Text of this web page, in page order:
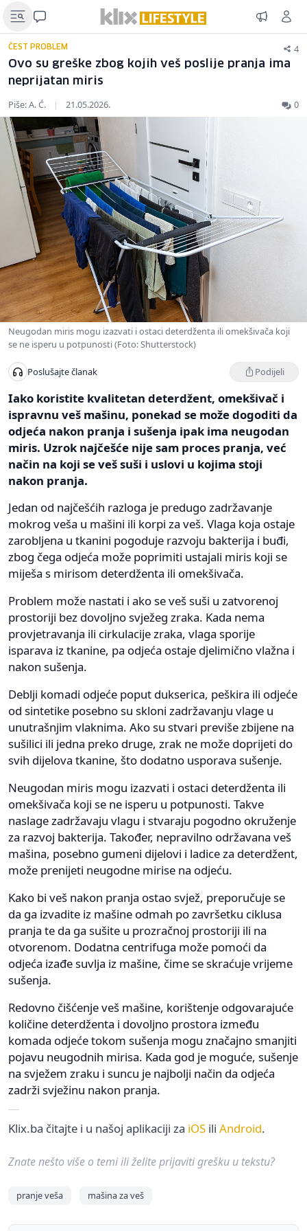
ČEST PROBLEM 4
Ovo su greške zbog kojih veš poslije pranja ima
neprijatan miris
Piše: A. Ć. | 21.05.2026. 0
Neugodan miris mogu izazvati i ostaci deterdženta ili omekšivača koji
se ne isperu u potpunosti (Foto: Shutterstock)
Poslušajte članak Podijeli
Iako koristite kvalitetan deterdžent, omekšivač i
ispravnu veš mašinu, ponekad se može dogoditi da
odjeća nakon pranja i sušenja ipak ima neugodan
miris. Uzrok najčešće nije sam proces pranja, već
način na koji se veš suši i uslovi u kojima stoji
nakon pranja.
Jedan od najčešćih razloga je predugo zadržavanje
mokrog veša u mašini ili korpi za veš. Vlaga koja ostaje
zarobljena u tkanini pogoduje razvoju bakterija i buđi,
zbog čega odjeća može poprimiti ustajali miris koji se
miješa s mirisom deterdženta ili omekšivača.
Problem može nastati i ako se veš suši u zatvorenoj
prostoriji bez dovoljno svježeg zraka. Kada nema
provjetravanja ili cirkulacije zraka, vlaga sporije
isparava iz tkanine, pa odjeća ostaje djelimično vlažna i
nakon sušenja.
Deblji komadi odjeće poput dukserica, peškira ili odjeće
od sintetike posebno su skloni zadržavanju vlage u
unutrašnjim vlaknima. Ako su stvari previše zbijene na
sušilici ili jedna preko druge, zrak ne može doprijeti do
svih dijelova tkanine, što dodatno usporava sušenje.
Neugodan miris mogu izazvati i ostaci deterdženta ili
omekšivača koji se ne isperu u potpunosti. Takve
naslage zadržavaju vlagu i stvaraju pogodno okruženje
za razvoj bakterija. Također, nepravilno održavana veš
mašina, posebno gumeni dijelovi i ladice za deterdžent,
može prenijeti neugodne mirise na odjeću.
Kako bi veš nakon pranja ostao svjež, preporučuje se
da ga izvadite iz mašine odmah po završetku ciklusa
pranja te da ga sušite u prozračnoj prostoriji ili na
otvorenom. Dodatna centrifuga može pomoći da
odjeća izađe suvlja iz mašine, čime se skraćuje vrijeme
sušenja.
Redovno čišćenje veš mašine, korištenje odgovarajuće
količine deterdženta i dovoljno prostora između
komada odjeće tokom sušenja mogu značajno smanjiti
pojavu neugodnih mirisa. Kada god je moguće, sušenje
na svježem zraku i suncu je najbolji način da odjeća
zadrži svježinu nakon pranja.
Klix.ba čitajte i u našoj aplikaciji za iOS ili Android.
Znate nešto više o temi ili želite prijaviti grešku u tekstu?
pranje veša mašina za veš